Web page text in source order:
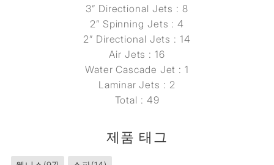
3” Directional Jets : 8
2” Spinning Jets : 4
2” Directional Jets : 14
Air Jets : 16
Water Cascade Jet : 1
Laminar Jets : 2
Total : 49
제품 태그